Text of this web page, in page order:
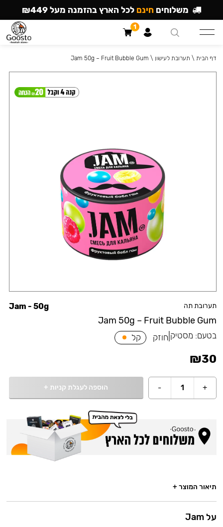
תערובת תה
Jam 50g – Fruit Bubble Gum
Jam - 50g
בטעם: מסטיק חוזק קל
₪30
+
1
- הוספה לעגלת קניות +
דף הבית \ תערובת לעישון \
Jam 50g – Fruit Bubble Gum
תיאור המוצר +
על Jam
משלוחים חינם לכל הארץ בהזמנה מעל ₪449
1